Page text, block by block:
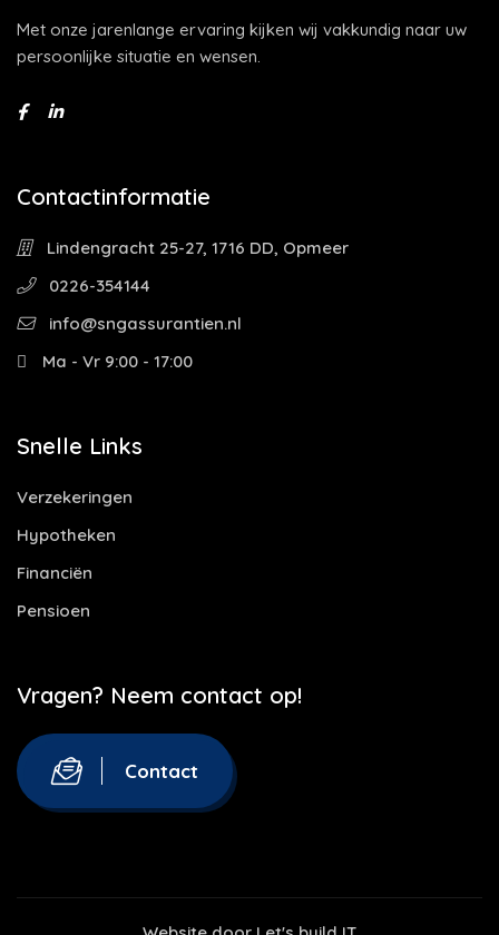
Met onze jarenlange ervaring kijken wij vakkundig naar uw
persoonlijke situatie en wensen.
Contactinformatie
Lindengracht 25-27, 1716 DD, Opmeer
0226-354144
info@sngassurantien.nl
Ma - Vr 9:00 - 17:00
Snelle Links
Verzekeringen
Hypotheken
Financiën
Pensioen
Vragen? Neem contact op!
Contact